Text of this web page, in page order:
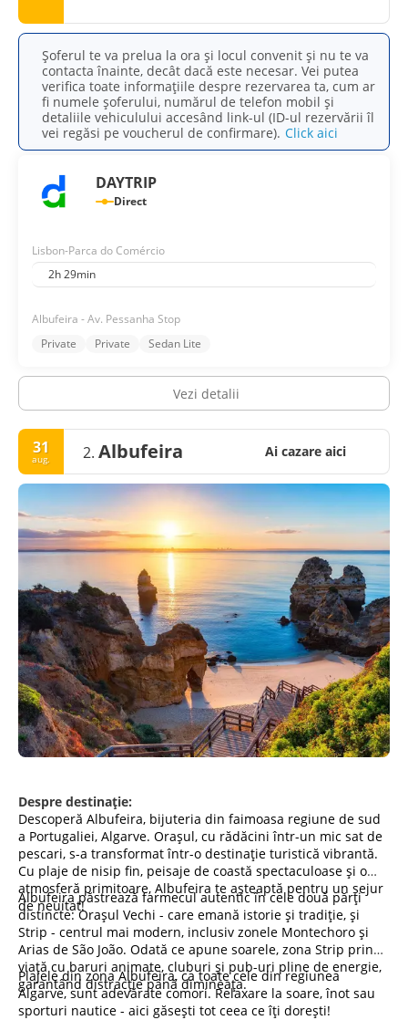
Șoferul te va prelua la ora și locul convenit și nu te va
contacta înainte, decât dacă este necesar. Vei putea
verifica toate informațiile despre rezervarea ta, cum ar
fi numele șoferului, numărul de telefon mobil și
detaliile vehiculului accesând link-ul (ID-ul rezervării îl
vei regăsi pe voucherul de confirmare). Click aici
DAYTRIP
Direct
Lisbon-Parca do Comércio
2h 29min
Albufeira - Av. Pessanha Stop
Private
Private Sedan Lite
Vezi detalii
31
aug. 2. Albufeira Ai cazare aici
Despre destinație:
Descoperă Albufeira, bijuteria din faimoasa regiune de sud
a Portugaliei, Algarve. Orașul, cu rădăcini într-un mic sat de
pescari, s-a transformat într-o destinație turistică vibrantă.
Cu plaje de nisip fin, peisaje de coastă spectaculoase și o
atmosferă primitoare, Albufeira te așteaptă pentru un sejur
de neuitat!
Albufeira păstrează farmecul autentic în cele două părți
distincte: Orașul Vechi - care emană istorie și tradiție, și
Strip - centrul mai modern, inclusiv zonele Montechoro și
Arias de São João. Odată ce apune soarele, zona Strip prinde
viață cu baruri animate, cluburi și pub-uri pline de energie,
garantând distracție până dimineața.
Plajele din zona Albufeira, ca toate cele din regiunea
Algarve, sunt adevărate comori. Relaxare la soare, înot sau
sporturi nautice - aici găsești tot ceea ce îți dorești!